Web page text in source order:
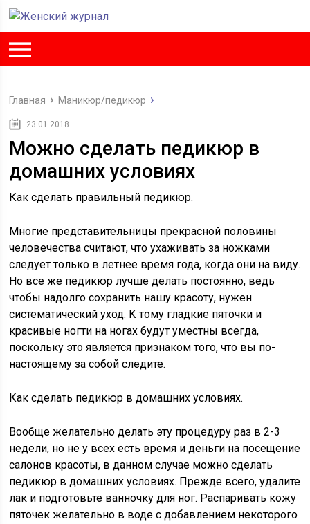
Главная Маникюр/педикюр
23.01.2018
Можно сделать педикюр в
домашних условиях
Как сделать правильный педикюр.
Многие представительницы прекрасной половины
человечества считают, что ухаживать за ножками
следует только в летнее время года, когда они на виду.
Но все же педикюр лучше делать постоянно, ведь
чтобы надолго сохранить нашу красоту, нужен
систематический уход. К тому гладкие пяточки и
красивые ногти на ногах будут уместны всегда,
поскольку это является признаком того, что вы по-
настоящему за собой следите.
Как сделать педикюр в домашних условиях.
Вообще желательно делать эту процедуру раз в 2-3
недели, но не у всех есть время и деньги на посещение
салонов красоты, в данном случае можно сделать
педикюр в домашних условиях. Прежде всего, удалите
лак и подготовьте ванночку для ног. Распаривать кожу
пяточек желательно в воде с добавлением некоторого